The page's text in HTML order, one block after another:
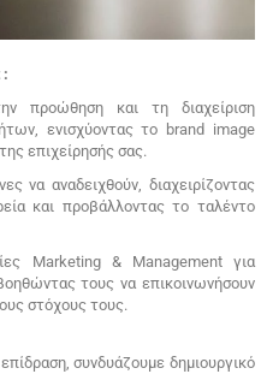
:
προώθηση και τη διαχείριση
ενισχύοντας το brand image
επιχείρησής σας.
να αναδειχθούν, διαχειρίζοντας
και προβάλλοντας το ταλέντο
Marketing & Management για
τους να επικοινωνήσουν
στόχους τους.
συνδυάζουμε δημιουργικό